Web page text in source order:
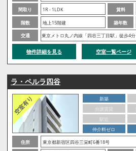
間取り
1R - 1LDK 賃料
階数
地上15階建 築年数
交通
東京メトロ丸ノ内線「四谷三丁目駅」徒歩4分
物件詳細を見る 空室一覧ページ
ラ・ペルラ四谷
新築
分譲賃貸
駅近
仲介料ゼロ
住所
東京都新宿区四谷三栄町6番18号